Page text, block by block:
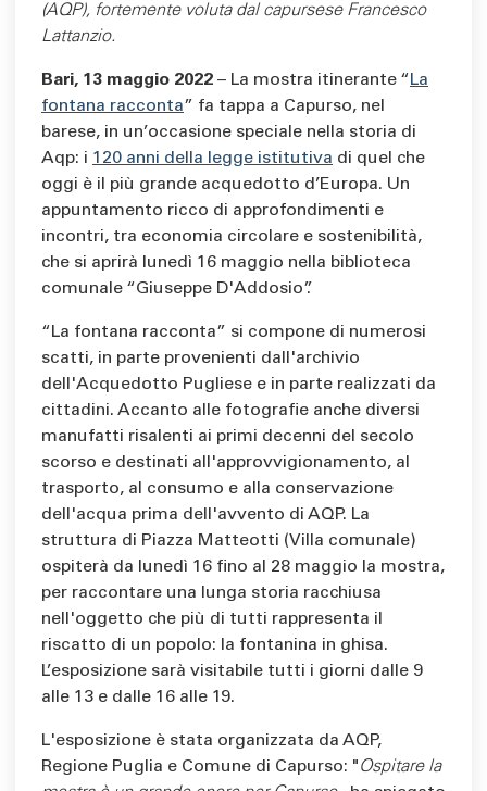
(AQP), fortemente voluta dal capursese Francesco
Lattanzio.
Bari, 13 maggio 2022 – La mostra itinerante “ La
fontana racconta” fa tappa a Capurso, nel
barese, in un’occasione speciale nella storia di
Aqp: i 120 anni della legge istitutiva di quel che
oggi è il più grande acquedotto d’Europa. Un
appuntamento ricco di approfondimenti e
incontri, tra economia circolare e sostenibilità,
che si aprirà lunedì 16 maggio nella biblioteca
comunale “Giuseppe D'Addosio”.
“La fontana racconta” si compone di numerosi
scatti, in parte provenienti dall'archivio
dell'Acquedotto Pugliese e in parte realizzati da
cittadini. Accanto alle fotografie anche diversi
manufatti risalenti ai primi decenni del secolo
scorso e destinati all'approvvigionamento, al
trasporto, al consumo e alla conservazione
dell'acqua prima dell'avvento di AQP. La
struttura di Piazza Matteotti (Villa comunale)
ospiterà da lunedì 16 fino al 28 maggio la mostra,
per raccontare una lunga storia racchiusa
nell'oggetto che più di tutti rappresenta il
riscatto di un popolo: la fontanina in ghisa.
L’esposizione sarà visitabile tutti i giorni dalle 9
alle 13 e dalle 16 alle 19.
L'esposizione è stata organizzata da AQP,
Regione Puglia e Comune di Capurso: " Ospitare la